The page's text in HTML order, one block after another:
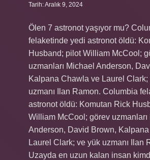
Tarih: Aralık 9, 2024
Ölen 7 astronot yaşıyor mu?
felaketinde yedi astronot öldü:
Husband; pilot William McCool;
uzmanları Michael Anderson,
Kalpana Chawla ve Laurel Clark;
uzmanı Ilan Ramon. Columbia
astronot öldü: Komutan Rick
William McCool; görev uzmanları
Anderson, David Brown,
Laurel Clark; ve yük uzmanı Ilan
Uzayda en uzun kalan insan